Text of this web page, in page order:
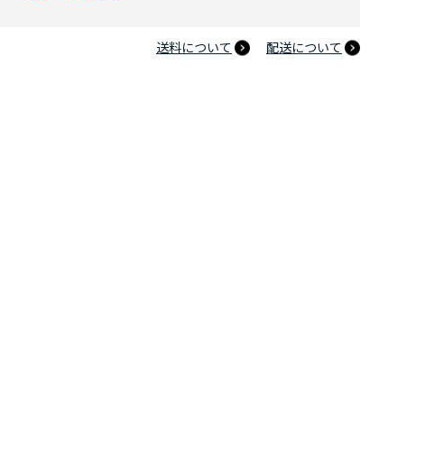
送料について 配送について